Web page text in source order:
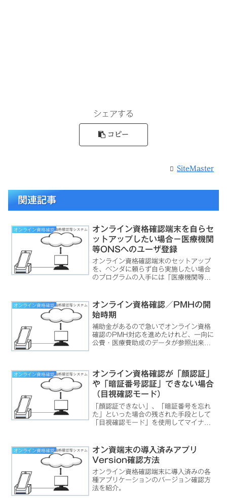
シェアする
コピー
SiteMaster
関連記事
オンライン資格確認
オンライン資格確認端末を自らセ
ットアップしたい場合－医療機関
等ONSへのユーザ登録
オンライン資格確認端末のセットアップ
を、ベンダに頼らず自ら実施したい場合
のプログラムの入手には「医療機関等
に導入が可能です。自力導入が可能にな
ることでリプレイス時のコストを押さえ
られることが期待できます。
オンライン資格確認
オンライン資格確認／PMHの開
始時期
補助金があるので急いでオンライン資格
確認のPMH対応を進めたけれど、一向に
公費・医療費助成のデータが参照出来ま
らないのかな、と思っ...
オンライン資格確認
オンライン資格確認が「顔認証」
や「暗証番号認証」できない場合
（目視確認モード）
「顔認証できない」、「暗証番号を忘れ
た」といった場合の残された手段として
「目視確認モード」を使用してマイナ保
ーダ側でパスコードを入力する」操作、
及び「オンライン資格確認端末側で本人
確認済みをチェックする」操作の2種類が
あります。医療機関の運用に合わせて利
用することが可能です。
オンライン資格確認
オン資端末の導入済みアプリ
Version確認方法
オンライン資格確認端末に導入済みの各
種アプリケーションのバージョン確認方
法を紹介。